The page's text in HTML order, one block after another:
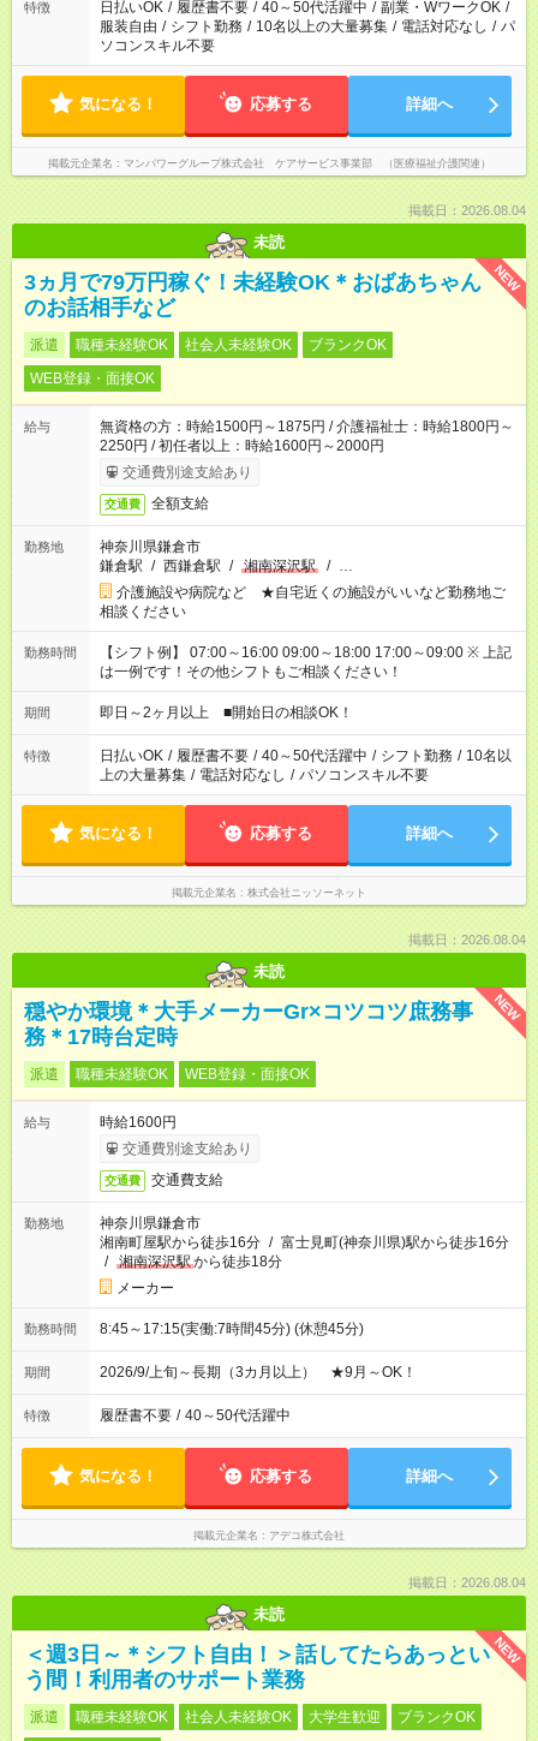
特徴 日払いOK / 履歴書不要 / 40～50代活躍中 / 副業・WワークOK /
服装自由 / シフト勤務 / 10名以上の大量募集 / 電話対応なし / パ
ソコンスキル不要
気になる！ 応募する 詳細へ
掲載元企業名 マンパワーグループ株式会社 ケアサービス事業部 （医療福祉介護関連）
掲載日：2026.08.04
未読
NEW
3ヵ月で79万円稼ぐ！未経験OK＊おばあちゃん
のお話相手など
派遣 職種未経験OK 社会人未経験OK
ブランクOK
WEB登録・面接OK
給与
無資格の方：時給1500円～1875円 / 介護福祉士：時給1800円～
2250円 / 初任者以上：時給1600円～2000円
交通費別途支給あり
交通費 全額支給
勤務地
神奈川県鎌倉市
鎌倉駅 / 西鎌倉駅 / 湘南深沢駅 / …
介護施設や病院など ★自宅近くの施設がいいなど勤務地ご
相談ください
勤務時間
【シフト例】 07:00～16:00 09:00～18:00 17:00～09:00 ※ 上記
は一例です！その他シフトもご相談ください！
期間 即日～2ヶ月以上 ■開始日の相談OK！
特徴 日払いOK / 履歴書不要 / 40～50代活躍中 / シフト勤務 / 10名以
上の大量募集 / 電話対応なし / パソコンスキル不要
気になる！ 応募する 詳細へ
掲載元企業名 株式会社ニッソーネット
掲載日：2026.08.04
未読
NEW
穏やか環境＊大手メーカーGr×コツコツ庶務事
務＊17時台定時
派遣 職種未経験OK WEB登録・面接OK
給与
時給1600円
交通費別途支給あり
交通費 交通費支給
勤務地
神奈川県鎌倉市
湘南町屋駅から徒歩16分 / 富士見町(神奈川県)駅から徒歩16分
/ 湘南深沢駅から徒歩18分
メーカー
勤務時間 8:45～17:15(実働:7時間45分) (休憩45分)
期間 2026/9/上旬～長期（3カ月以上） ★9月～OK！
特徴 履歴書不要 / 40～50代活躍中
気になる！ 応募する 詳細へ
掲載元企業名 アデコ株式会社
掲載日：2026.08.04
未読
NEW
＜週3日～＊シフト自由！＞話してたらあっとい
う間！利用者のサポート業務
派遣 職種未経験OK 社会人未経験OK 大学生歓迎
ブランクOK